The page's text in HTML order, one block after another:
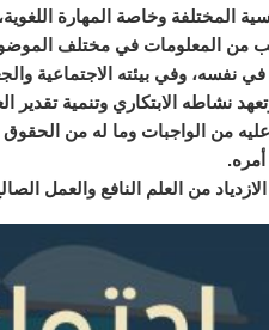
المختلفة وخاصة المهارة
من المعلومات في مختلف
في نفسه، وفي بيئته الاجتماعية
نشاطه الابتكاري وتنمية تقدير
عليه من الواجبات وما له من
من العلم النافع والعمل